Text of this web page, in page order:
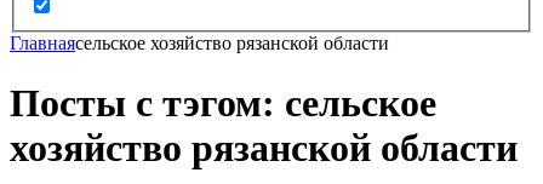
Главнаясельское хозяйство рязанской области
Посты с тэгом: сельское
хозяйство рязанской области